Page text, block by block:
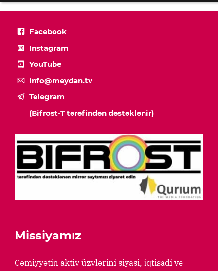
Facebook
Instagram
YouTube
info@meydan.tv
Telegram
(Bifrost-T tərəfindən dəstəklənir)
Missiyamız
Cəmiyyətin aktiv üzvlərini siyasi, iqtisadi və